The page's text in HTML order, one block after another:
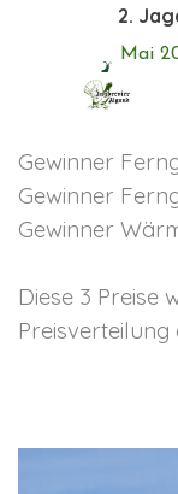
Direkt zum Seiteninhalt
2.
Mai
Gewinner
Gewinner
Gewinner
Diese 3 Preise